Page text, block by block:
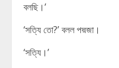
বলছি।’
‘সত্যি তো?’ বলল পদ্মজা।
‘সত্যি।’